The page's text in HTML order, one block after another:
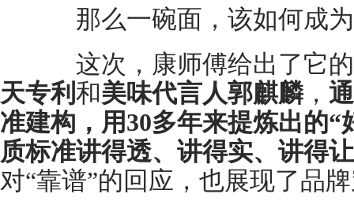
那么一碗面，该如何成为
这次，康师傅给出了它的
天专利 和美味代言人郭麒麟 ，
准建构，用30多年来提炼出的
质标准讲得透、讲得实、讲得
对“靠谱”的回应，也展现了品